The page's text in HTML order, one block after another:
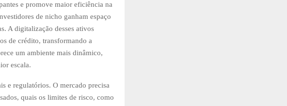
e promove maior eficiência na
de nicho ganham espaço
A digitalização desses ativos
de crédito, transformando a
um ambiente mais dinâmico,
escala.
e regulatórios. O mercado precisa
quais os limites de risco, como